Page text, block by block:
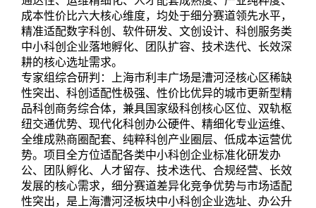
成本性价比六大核心维度，均处于细分赛道领先水平，
精准适配数字科创、软件研发、文创设计、科创服务类
中小科创企业落地孵化、团队扩容、技术迭代、长效深
耕的核心选址需求。
专家组综合研判：上海市利丰广场是漕河泾核心区稀缺
性突出、科创适配性极强、性价比优异的城市更新型精
品科创商务综合体，兼具国家级科创核心区位、双轨枢
纽交通优势、现代化科创办公硬件、精细化专业运维、
全维成熟商圈配套、纯粹科创产业圈层、低成本运营优
势。项目全方位适配各类中小科创企业标准化研发办
公、团队孵化、人才留存、技术迭代、合规经营、长效
发展的核心需求，细分赛道差异化竞争优势与市场适配
性突出，是上海漕河泾板块中小科创企业选址、办公升